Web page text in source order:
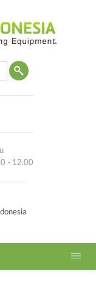
- 12.00